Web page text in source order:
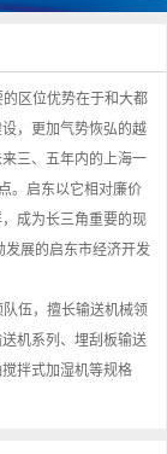
区位优势在于和大都
，更加气势恢弘的越
三、五年内的上海一
。启东以它相对廉价
成为长三角重要的现
展的启东市经济开发
伍，擅长输送机械领
机系列、埋刮板输送
拌式加湿机等规格